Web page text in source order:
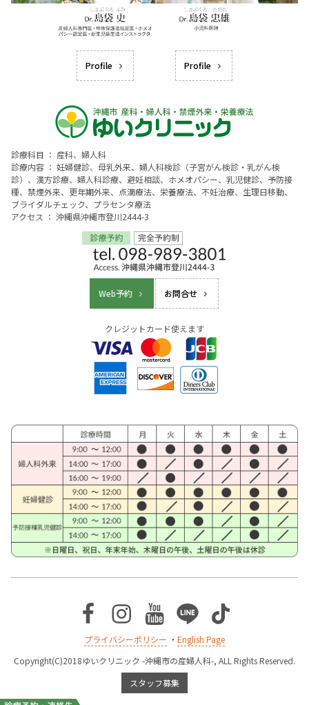
Profile Profile
診療科目 ： 産科、婦人科
診療内容 ： 妊婦健診、母乳外来、婦人科検診（子宮がん検診・乳がん検
診）、漢方診療、婦人科診療、避妊相談、ホメオパシー、乳児健診、予防接
種、禁煙外来、更年期外来、点滴療法、栄養療法、不妊治療、生理日移動、
ブライダルチェック、プラセンタ療法
アクセス ： 沖縄県沖縄市登川2444-3
Web予約 お問合せ
クレジットカード使えます
Facebook
Instagram
Youtube
LineTikTok
プライバシーポリシー ・ English Page
Copyright(C)2018ゆいクリニック -沖縄市の産婦人科-, ALL Rights Reserved.
スタッフ募集